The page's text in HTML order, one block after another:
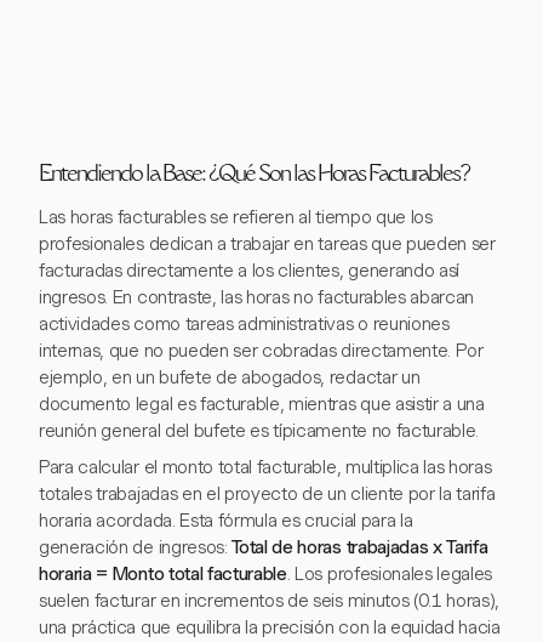
Entendiendo la Base: ¿Qué Son las Horas Facturables?
Las horas facturables se refieren al tiempo que los
profesionales dedican a trabajar en tareas que pueden ser
facturadas directamente a los clientes, generando así
ingresos. En contraste, las horas no facturables abarcan
actividades como tareas administrativas o reuniones
internas, que no pueden ser cobradas directamente. Por
ejemplo, en un bufete de abogados, redactar un
documento legal es facturable, mientras que asistir a una
reunión general del bufete es típicamente no facturable.
Para calcular el monto total facturable, multiplica las horas
totales trabajadas en el proyecto de un cliente por la tarifa
horaria acordada. Esta fórmula es crucial para la
generación de ingresos:Total de horas trabajadas x Tarifa
horaria = Monto total facturable. Los profesionales legales
suelen facturar en incrementos de seis minutos (0.1 horas),
una práctica que equilibra la precisión con la equidad hacia